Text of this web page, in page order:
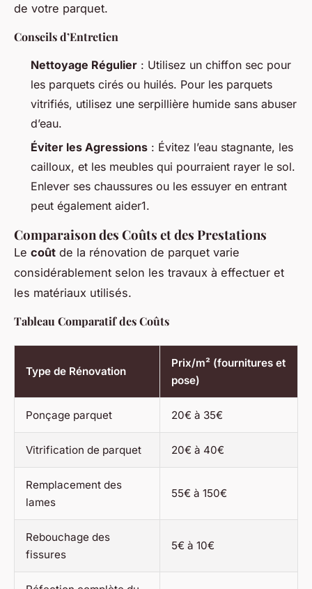
de votre parquet.
Conseils d’Entretien
Nettoyage Régulier : Utilisez un chiffon sec pour
les parquets cirés ou huilés. Pour les parquets
vitrifiés, utilisez une serpillière humide sans abuser
d’eau.
Éviter les Agressions : Évitez l’eau stagnante, les
cailloux, et les meubles qui pourraient rayer le sol.
Enlever ses chaussures ou les essuyer en entrant
peut également aider1.
Comparaison des Coûts et des Prestations
Le coût de la rénovation de parquet varie
considérablement selon les travaux à effectuer et
les matériaux utilisés.
Tableau Comparatif des Coûts
Type de Rénovation
Prix/m² (fournitures et
pose)
Ponçage parquet 20€ à 35€
Vitrification de parquet 20€ à 40€
Remplacement des
lames
55€ à 150€
Rebouchage des
fissures
5€ à 10€